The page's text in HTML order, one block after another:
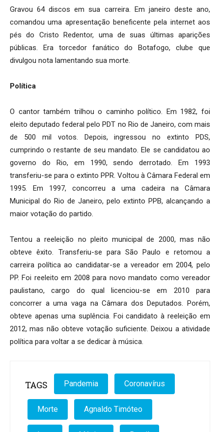
Gravou 64 discos em sua carreira. Em janeiro deste ano,
comandou uma apresentação beneficente pela internet aos
pés do Cristo Redentor, uma de suas últimas aparições
públicas. Era torcedor fanático do Botafogo, clube que
divulgou nota lamentando sua morte.
Política
O cantor também trilhou o caminho político. Em 1982, foi
eleito deputado federal pelo PDT no Rio de Janeiro, com mais
de 500 mil votos. Depois, ingressou no extinto PDS,
cumprindo o restante de seu mandato. Ele se candidatou ao
governo do Rio, em 1990, sendo derrotado. Em 1993
transferiu-se para o extinto PPR. Voltou à Câmara Federal em
1995. Em 1997, concorreu a uma cadeira na Câmara
Municipal do Rio de Janeiro, pelo extinto PPB, alcançando a
maior votação do partido.
Tentou a reeleição no pleito municipal de 2000, mas não
obteve êxito. Transferiu-se para São Paulo e retomou a
carreira política ao candidatar-se a vereador em 2004, pelo
PP. Foi reeleito em 2008 para novo mandato como vereador
paulistano, cargo do qual licenciou-se em 2010 para
concorrer a uma vaga na Câmara dos Deputados. Porém,
obteve apenas uma suplência. Foi candidato à reeleição em
2012, mas não obteve votação suficiente. Deixou a atividade
política para voltar a se dedicar à música.
TAGS Pandemia Coronavírus
Morte Agnaldo Timóteo